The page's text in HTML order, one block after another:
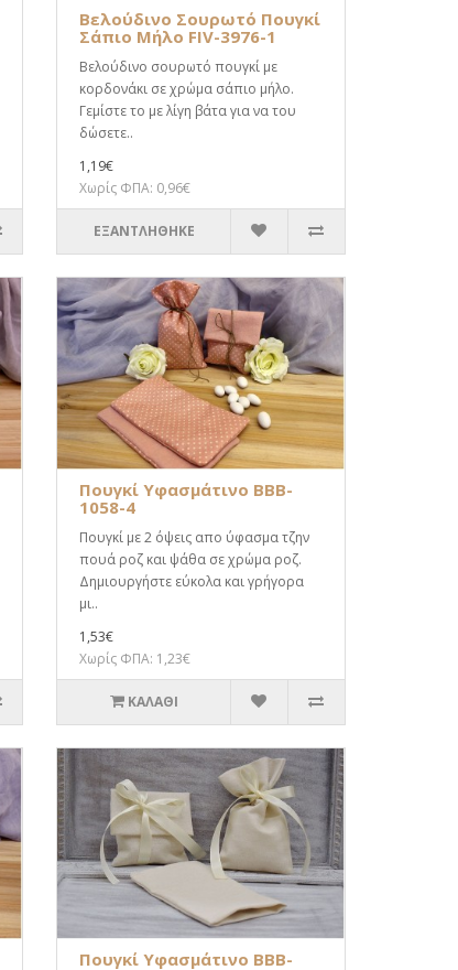
Βελούδινο Σουρωτό Πουγκί
Σάπιο Μήλο FIV-3976-1
Βελούδινο σουρωτό πουγκί με
κορδονάκι σε χρώμα σάπιο μήλο.
Γεμίστε το με λίγη βάτα για να του
δώσετε..
1,19€
Χωρίς ΦΠΑ: 0,96€
ΕΞΑΝΤΛΗΘΗΚΕ
Πουγκί Υφασμάτινο BBB-
1058-4
Πουγκί με 2 όψεις απο ύφασμα τζην
πουά ροζ και ψάθα σε χρώμα ροζ.
Δημιουργήστε εύκολα και γρήγορα
μι..
1,53€
Χωρίς ΦΠΑ: 1,23€
ΚΑΛΆΘΙ
Πουγκί Υφασμάτινο BBB-